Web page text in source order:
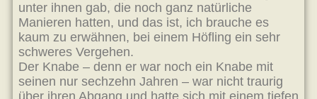
unter ihnen gab, die noch ganz natürliche
Manieren hatten, und das ist, ich brauche es
kaum zu erwähnen, bei einem Höfling ein sehr
schweres Vergehen.
Der Knabe – denn er war noch ein Knabe mit
seinen nur sechzehn Jahren – war nicht traurig
über ihren Abgang und hatte sich mit einem tiefen